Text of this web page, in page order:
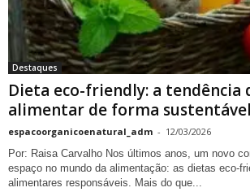
Destaques
Dieta eco-friendly: a tendência
alimentar de forma sustentável
espacoorganicoenatural_adm - 12/03/2026
Por: Raisa Carvalho Nos últimos anos, um novo
espaço no mundo da alimentação: as dietas eco-
alimentares responsáveis. Mais do que...